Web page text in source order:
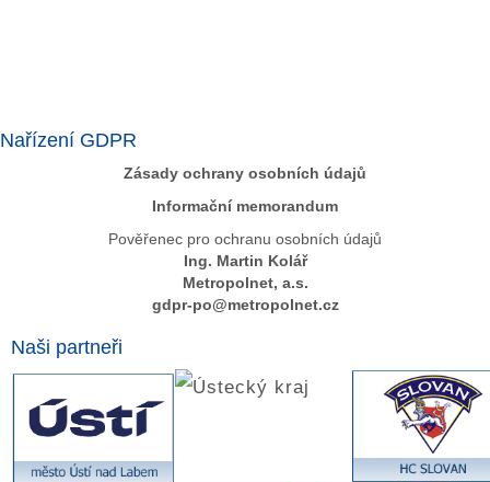
Nařízení GDPR
Zásady ochrany osobních údajů
Informační memorandum
Pověřenec pro ochranu osobních údajů
Ing. Martin Kolář
Metropolnet, a.s.
gdpr-po@metropolnet.cz
Naši partneři